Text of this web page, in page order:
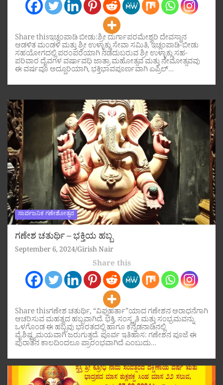
Share thisಇಚ್ಲಂಪಾಡಿ ಬೀಡು:ಶ್ರೀ ದುರ್ಗಾಪರಮೇಶ್ವರಿ ದೇವಸ್ಥಾನ
ಆಡಳಿತ ಮಂಡಳಿ ಮತ್ತು ಶ್ರೀ ಉಳ್ಳಾಕ್ಲು ಸೇವಾ ಸಮಿತಿ, ಇಚ್ಲಂಪಾಡಿ-ಬೀಡು
ಸಹಯೋಗದಲ್ಲಿ ಪರಂಪರೆಯಾಗಿ ನಡೆದುಬರುವ ಶ್ರೀ ಉಳ್ಳಾಕ್ಲು ಸಹ-
ಪರಿವಾರ ದೈವಗಳ ವರ್ಷಾವಧಿ ಜಾತ್ರಾ ಮಹೋತ್ಸವ ಮತ್ತು ನೇಮೋತ್ಸವವು
ಈ ವರ್ಷವೂ ಅದ್ದೂರಿಯಾಗಿ, ಭಕ್ತಿಭಾವಪೂರ್ಣವಾಗಿ ಏಪ್ರಿಲ್…
ಸಾರ್ವಜನಿಕ ಗಣೇಶೋತ್ಸವ
ಗಣೇಶ ಚತುರ್ಥಿ – ಭಕ್ತಿಯ ಹಬ್ಬ
September 6, 2024 Girish Nair
Share this
Share thisಗಣೇಶ ಚತುರ್ಥಿ, “ವಿಘ್ನಹರ್ತಾ”ಯಾದ ಗಣೇಶನ ಆರಾಧನೆಗಾಗಿ
ಆಚರಿಸುವ ಮಹತ್ವದ ಹಬ್ಬವಾಗಿದೆ. ಭಕ್ತಿ, ಸಂಸ್ಕೃತಿ ಮತ್ತು ಸಂಭ್ರಮವನ್ನು
ಒಳಗೊಂಡ ಈ ಹಬ್ಬವು ಭಾರತದಲ್ಲಿ ಹಾಗೂ ಕನ್ನಡನಾಡಿನಲ್ಲಿ
ವೈಶಿಷ್ಟ್ಯಮಯವಾಗಿ ಜರುಗುತ್ತದೆ. ಪೂರ್ವ ಇತಿಹಾಸ: ಗಣೇಶನ ಪೂಜೆ ಈ
ಪುರಾತನ ಕಾಲದಿಂದಲೂ ಪ್ರಾರಂಭವಾಗಿದೆ ಎಂಬುದು…